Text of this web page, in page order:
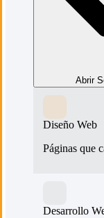
Abrir
Diseño Web
Páginas que
Desarrollo